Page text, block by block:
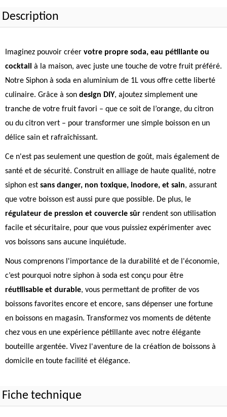
Description
Imaginez pouvoir créer votre propre soda, eau pétillante ou
cocktail à la maison, avec juste une touche de votre fruit préféré.
Notre Siphon à soda en aluminium de 1L vous offre cette liberté
culinaire. Grâce à son design DIY, ajoutez simplement une
tranche de votre fruit favori – que ce soit de l’orange, du citron
ou du citron vert – pour transformer une simple boisson en un
délice sain et rafraîchissant.
Ce n'est pas seulement une question de goût, mais également de
santé et de sécurité. Construit en alliage de haute qualité, notre
siphon est sans danger, non toxique, inodore, et sain, assurant
que votre boisson est aussi pure que possible. De plus, le
régulateur de pression et couvercle sûr rendent son utilisation
facile et sécuritaire, pour que vous puissiez expérimenter avec
vos boissons sans aucune inquiétude.
Nous comprenons l'importance de la durabilité et de l'économie,
c’est pourquoi notre siphon à soda est conçu pour être
réutilisable et durable, vous permettant de profiter de vos
boissons favorites encore et encore, sans dépenser une fortune
en boissons en magasin. Transformez vos moments de détente
chez vous en une expérience pétillante avec notre élégante
bouteille argentée. Vivez l'aventure de la création de boissons à
domicile en toute facilité et élégance.
Fiche technique